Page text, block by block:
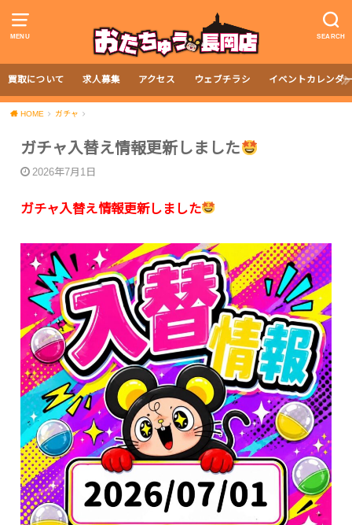
MENU SEARCH
買取について 求人募集 アクセス ウェブチラシ イベントカレンダ
HOME ガチャ
ガチャ入替え情報更新しました
2026年7月1日
ガチャ入替え情報更新しました